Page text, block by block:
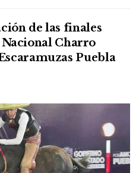
de las finales
Charro
Puebla